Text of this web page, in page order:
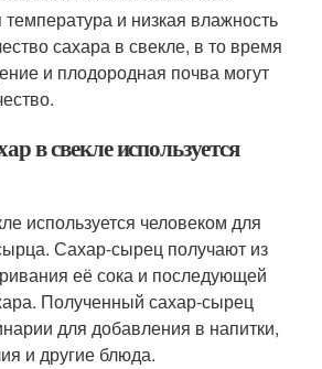
и низкая влажность
сахара в свекле, в то время
и плодородная почва могут
в свекле используется
используется человеком для
Сахар-сырец получают из
её сока и последующей
Полученный сахар-сырец
для добавления в напитки,
и другие блюда.